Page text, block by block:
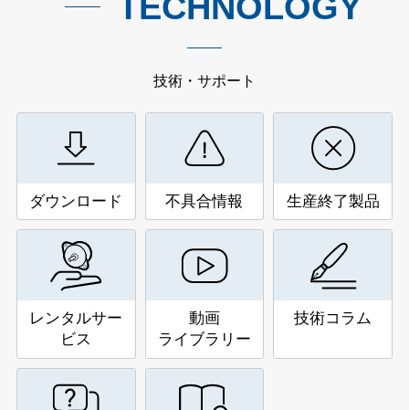
技術・サポート
ダウンロード 不具合情報 生産終了製品
レンタルサー
ビス
動画
ライブラリー
技術コラム